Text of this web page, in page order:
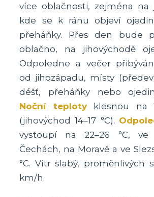
více oblačnosti, zejména na
kde se k ránu objeví
přeháňky. Přes den bude
oblačno, na jihovýchodě
Odpoledne a večer
od jihozápadu, místy
déšť, přeháňky nebo
Noční teplotyklesnou na
(jihovýchod 14–17 °C).
vystoupí na 22–26 °C, ve
Čechách, na Moravě a ve
°C. Vítr slabý, proměnlivých
km/h.